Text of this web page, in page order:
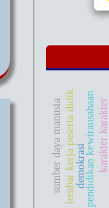
karakter karakter
pendidikan kewirausahaan
lembar kerja peserta didik
sumber daya manusia demokrasi